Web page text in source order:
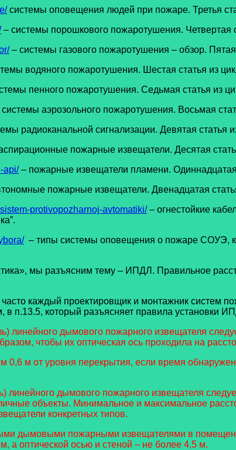
системы оповещения людей при пожаре. Третья
– системы порошкового пожаротушения. Четвертая
– системы газового пожаротушения – обзор.
водяного пожаротушения. Шестая статья из
пенного пожаротушения. Седьмая статья из
системы аэрозольного пожаротушения. Восьмая
радиоканальной сигнализации. Девятая статья
пожарные извещатели. Десятая
api/– пожарные извещатели пламени. Одиннадцатая
пожарные извещатели. Двенадцатая
protivopozharnoj-avtomatiki/– огнестойкие
– типы системы оповещения о пожаре СОУЭ,
мы разъясним тему – ИПДЛ. Правильное
каждый проектировщик и монтажник систем
п.13.5, который разъясняет правила установки
линейного дымового пожарного извещателя
чтобы их оптическая ось проходила на
м от уровня перекрытия, если время
линейного дымового пожарного извещателя
объекты. Минимальное и максимальное
конкретных типов.
дымовыми пожарными извещателями в
а оптической осью и стеной – не более 4,5 м.